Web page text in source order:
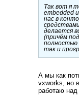
Так вот я
embedded
нас в
делается
(причём
полностью
так и
А мы как
vxworks, но
работаю